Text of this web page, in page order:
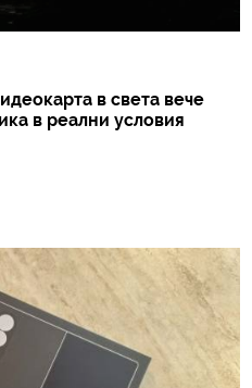
в света вече
в реални условия